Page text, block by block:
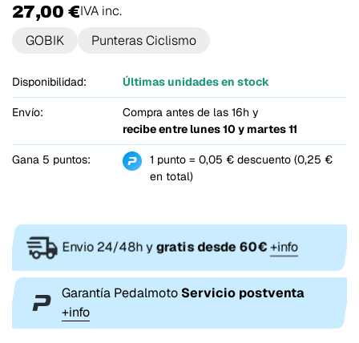
27,00 €IVA inc.
GOBIK
Punteras Ciclismo
Disponibilidad: Últimas unidades en stock
Envío:
Compra antes de las 16h y
recibe entre lunes 10 y martes 11
Gana 5 puntos:
1 punto = 0,05 € descuento (0,25 €
en total)
Envio 24/48h ygratis desde 60€+info
Garantía Pedalmoto Servicio postventa
+info